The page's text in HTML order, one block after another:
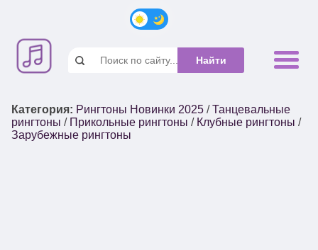
Категория: Рингтоны Новинки 2025 /Танцевальные
рингтоны / Прикольные рингтоны / Клубные рингтоны /
Зарубежные рингтоны